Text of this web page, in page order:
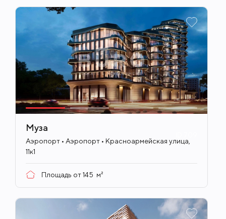
Муза
Аэропорт • Аэропорт • Красноармейская улица,
11к1
Площадь от145 м²